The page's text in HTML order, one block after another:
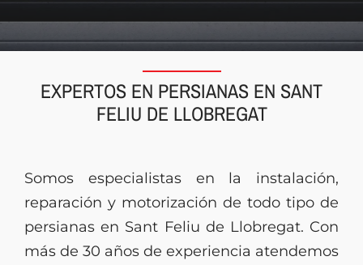
Automatización
Persianas
Quiénes somos
EXPERTOS EN PERSIANAS EN SANT
FELIU DE LLOBREGAT
Somos especialistas en la instalación,
reparación y motorización de todo tipo de
persianas en Sant Feliu de Llobregat. Con
más de 30 años de experiencia atendemos